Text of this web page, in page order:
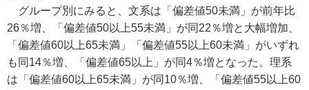
グループ別にみると、文系は「偏差値50未満」が前年比
26％増、「偏差値50以上55未満」が同22％増と大幅増加、
「偏差値60以上65未満」「偏差値55以上60未満」がいずれ
も同14％増、「偏差値65以上」が同4％増となった。理系
は「偏差値60以上65未満」が同10％増、「偏差値55以上60